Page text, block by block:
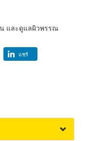
และดูแลผิวพรรณ
แชร์